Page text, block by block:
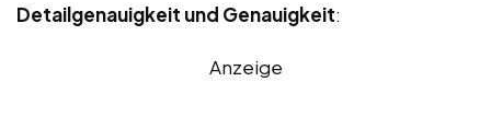
Detailgenauigkeit und Genauigkeit:
Anzeige